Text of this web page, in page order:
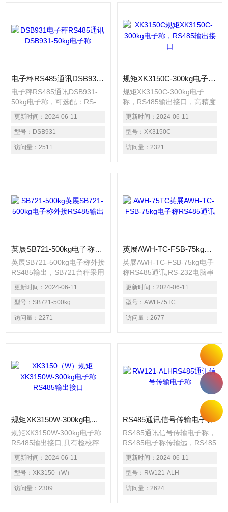
电子秤RS485通讯DSB931-50kg电子称
电子秤RS485通讯DSB931-
50kg电子称，可选配：RS-
232电脑串口通讯接口或
RELAY继电器开关量信号之功
能，可外接电脑、打印机及三
色声光报警灯。电子称具有检
校报警秤之功能。（可以设
更新时间： 2024-06-11
型号： DSB931
访问量： 2511
规矩XK3150C-300kg电子称，RS485输出接口
规矩XK3150C-300kg电子
称，RS485输出接口，高精度
A/D转换，可读性达
1/30000；调用内码显示方
便，替代感量砝码观察及分析
允差；磅台采用铝压铸一体成
型技术。*的结构设计,轻巧坚
更新时间： 2024-06-11
型号： XK3150C
访问量： 2321
英展SB721-500kg电子称外接RS485输出
英展SB721-500kg电子称外接
RS485输出，SB721台秤采用
大液晶LCD显示清晰易读，具
有背光功能。可外接三色报警
灯或开关量信号之功能。（可
设定：上限、合格、下限三
点）RS-232电脑串口通讯接
更新时间： 2024-06-11
型号： SB721-500kg
访问量： 2271
英展AWH-TC-FSB-75kg电子称RS485通讯
英展AWH-TC-FSB-75kg电子
称RS485通讯,RS-232电脑串
口通讯接口或RELAY继电器开
关量信号之功能，可外接电
脑、打印机及三色声光报警
灯。各类片多多污软件下载，
成人国产精品秘片多多，防爆
各类衡器配件的加工制造及维
更新时间： 2024-06-11
型号： AWH-75TC
访问量： 2677
规矩XK3150W-300kg电子称RS485输出接口
规矩XK3150W-300kg电子称
RS485输出接口,具有检校秤
之功能。（可以设定：上限、
合格、下限三点）RS-232电
脑串口通讯接口或RELAY继电
器开关量信号之功能，可外接
电脑、打印机及三色声光报警
更新时间： 2024-06-11
型号： XK3150（W）
访问量： 2309
RS485通讯信号传输电子称
RS485通讯信号传输电子称，
RS485电子称传输远，RS485
通信磅称， RS485接口的Z大
传输距离标准值为4000英
尺，实际上可达 3000米，另
外RS-232接口在总线上只允
许连接1个收发器， 即单站能
更新时间： 2024-06-11
型号： RW121-ALH
访问量： 2624